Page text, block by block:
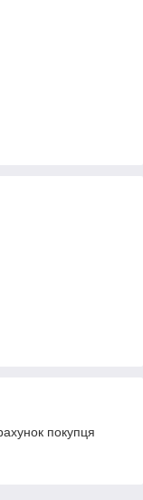
покупця